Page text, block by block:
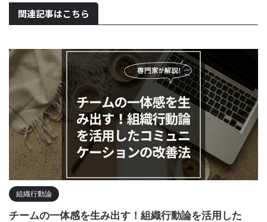
関連記事はこちら
組織行動論
チームの一体感を生み出す！組織行動論を活用した